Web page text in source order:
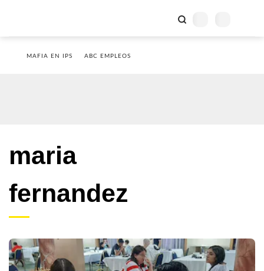
MAFIA EN IPS ABC EMPLEOS
maria
fernandez